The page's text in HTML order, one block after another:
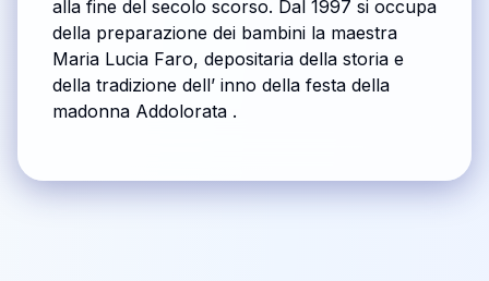
alla fine del secolo scorso. Dal 1997 si occupa
della preparazione dei bambini la maestra
Maria Lucia Faro, depositaria della storia e
della tradizione dell’ inno della festa della
madonna Addolorata .